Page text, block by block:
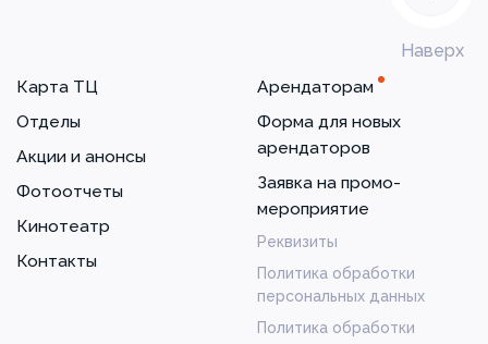
Наверх
Карта ТЦ
Отделы
Акции и анонсы
Фотоотчеты
Кинотеатр
Контакты
Арендаторам
Форма для новых
арендаторов
Заявка на промо-
мероприятие
Реквизиты
Политика обработки
персональных данных
Политика обработки